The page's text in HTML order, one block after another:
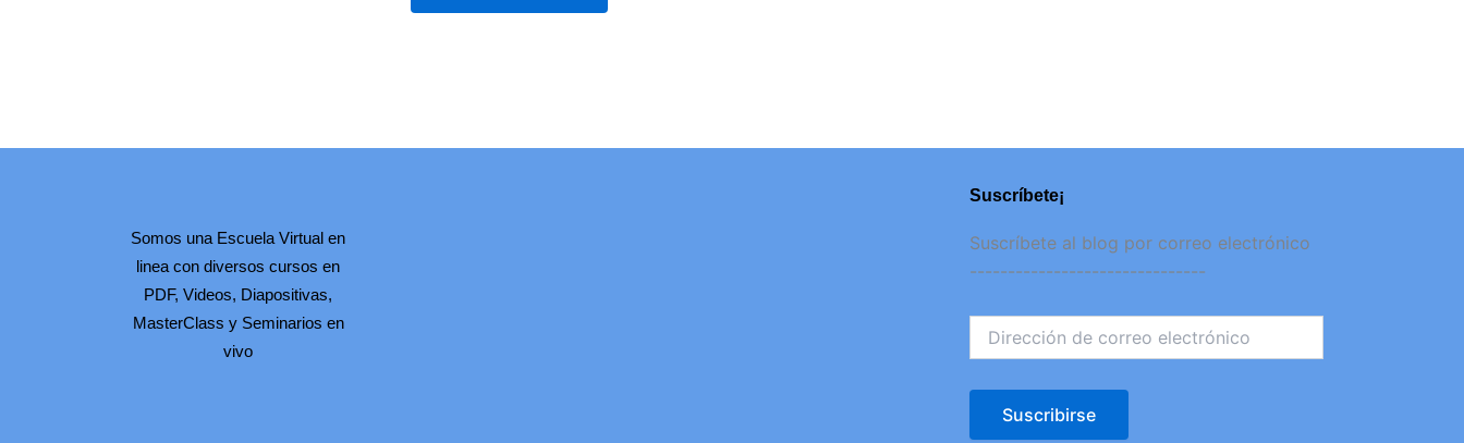
Somos una Escuela Virtual en
linea con diversos cursos en
PDF, Videos, Diapositivas,
MasterClass y Seminarios en
vivo
Suscríbete¡
Suscríbete al blog por correo electrónico
-------------------------------
Dirección
Suscribirse